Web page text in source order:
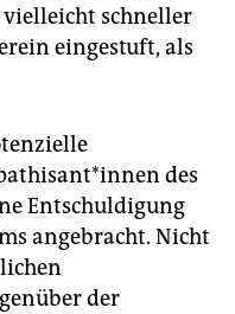
schneller
eingestuft, als
des
Entschuldigung
angebracht. Nicht
der